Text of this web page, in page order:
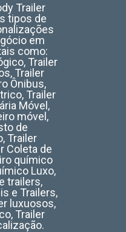
Trailer
tipos de
em
como:
Trailer
Trailer
Ônibus,
Trailer
Móvel,
móvel,
de
Trailer
Coleta de
químico
Luxo,
trailers,
e Trailers,
luxuosos,
Trailer